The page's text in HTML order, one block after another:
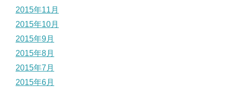
2015年11月
2015年10月
2015年9月
2015年8月
2015年7月
2015年6月